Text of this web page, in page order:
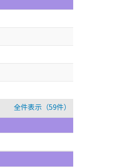
全件表示（59件）